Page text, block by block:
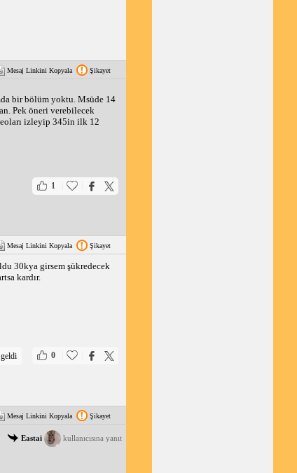
Mesaj Linkini Kopyala Şikayet
bir bölüm yoktu. Msüde 14
Pek öneri verebilecek
izleyip 345in ilk 12
1
Mesaj Linkini Kopyala Şikayet
30kya girsem şükredecek
kardır.
0
Mesaj Linkini Kopyala Şikayet
Eastai kullanıcısına yanıt